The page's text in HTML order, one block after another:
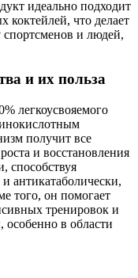
идеально подходит
коктейлей, что делает
и людей,
и их польза
легкоусвояемого
получит все
и восстановления
способствуя
антикатаболически,
того, он помогает
тренировок и
в области